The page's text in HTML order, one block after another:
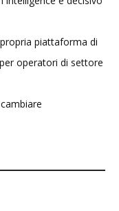
piattaforma di
operatori di settore